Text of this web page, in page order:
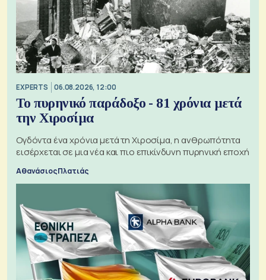
EXPERTS 06.08.2026, 12:00
Το πυρηνικό παράδοξο - 81 χρόνια μετά
την Χιροσίμα
Ογδόντα ένα χρόνια μετά τη Χιροσίμα, η ανθρωπότητα
εισέρχεται σε μια νέα και πιο επικίνδυνη πυρηνική εποχή
Αθανάσιος Πλατιάς